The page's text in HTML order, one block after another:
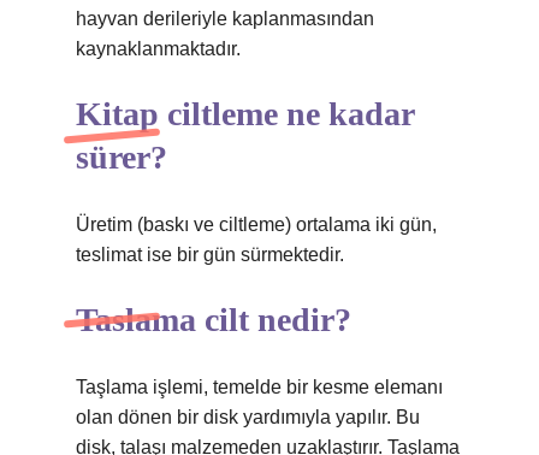
hayvan derileriyle kaplanmasından
kaynaklanmaktadır.
Kitap ciltleme ne kadar
sürer?
Üretim (baskı ve ciltleme) ortalama iki gün,
teslimat ise bir gün sürmektedir.
Taslama cilt nedir?
Taşlama işlemi, temelde bir kesme elemanı
olan dönen bir disk yardımıyla yapılır. Bu
disk, talaşı malzemeden uzaklaştırır. Taşlama